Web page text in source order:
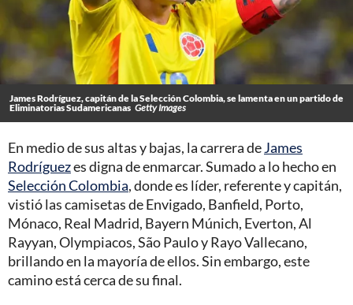
James Rodríguez, capitán de la Selección Colombia, se lamenta en un partido de
Eliminatorias Sudamericanas Getty Images
En medio de sus altas y bajas, la carrera deJames
Rodríguezes digna de enmarcar. Sumado a lo hecho en
Selección Colombia, donde es líder, referente y capitán,
vistió las camisetas de Envigado, Banfield, Porto,
Mónaco, Real Madrid, Bayern Múnich, Everton, Al
Rayyan, Olympiacos, São Paulo y Rayo Vallecano,
brillando en la mayoría de ellos. Sin embargo, este
camino está cerca de su final.